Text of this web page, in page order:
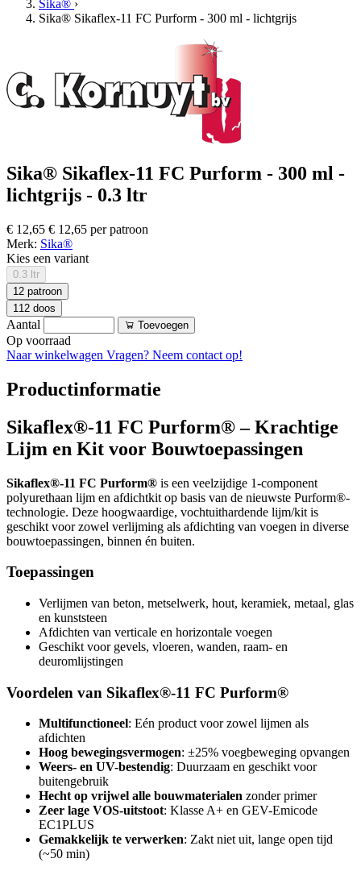
Sika® ›
Sika® Sikaflex-11 FC Purform - 300 ml - lichtgrijs
Sika® Sikaflex-11 FC Purform - 300 ml -
lichtgrijs - 0.3 ltr
€ 12,65 € 12,65 per patroon
Merk: Sika®
Kies een variant
0.3 ltr
12 patroon
112 doos
Aantal Toevoegen
Op voorraad
Naar winkelwagen Vragen? Neem contact op!
Productinformatie
Sikaflex®-11 FC Purform® – Krachtige
Lijm en Kit voor Bouwtoepassingen
Sikaflex®-11 FC Purform® is een veelzijdige 1-component
polyurethaan lijm en afdichtkit op basis van de nieuwste Purform®-
technologie. Deze hoogwaardige, vochtuithardende lijm/kit is
geschikt voor zowel verlijming als afdichting van voegen in diverse
bouwtoepassingen, binnen én buiten.
Toepassingen
Verlijmen van beton, metselwerk, hout, keramiek, metaal, glas
en kunststeen
Afdichten van verticale en horizontale voegen
Geschikt voor gevels, vloeren, wanden, raam- en
deuromlijstingen
Voordelen van Sikaflex®-11 FC Purform®
Multifunctioneel: Eén product voor zowel lijmen als
afdichten
Hoog bewegingsvermogen: ±25% voegbeweging opvangen
Weers- en UV-bestendig: Duurzaam en geschikt voor
buitengebruik
Hecht op vrijwel alle bouwmaterialen zonder primer
Zeer lage VOS-uitstoot: Klasse A+ en GEV-Emicode
EC1PLUS
Gemakkelijk te verwerken: Zakt niet uit, lange open tijd
(~50 min)